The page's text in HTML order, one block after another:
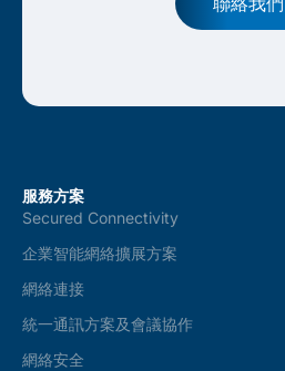
服務方案
Secured Connectivity
企業智能網絡擴展方案
網絡連接
統一通訊方案及會議協作
網絡安全